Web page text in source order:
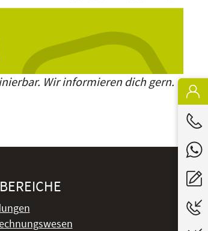
Wir informieren dich gern.